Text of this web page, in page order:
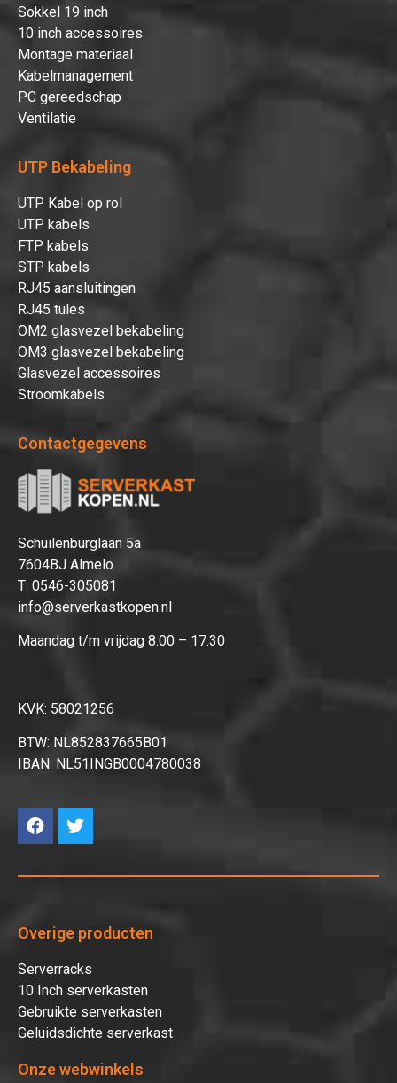
Sokkel 19 inch
10 inch accessoires
Montage materiaal
Kabelmanagement
PC gereedschap
Ventilatie
UTP Bekabeling
UTP Kabel op rol
UTP kabels
FTP kabels
STP kabels
RJ45 aansluitingen
RJ45 tules
OM2 glasvezel bekabeling
OM3 glasvezel bekabeling
Glasvezel accessoires
Stroomkabels
Contactgegevens
Schuilenburglaan 5a
7604BJ Almelo
T: 0546-305081
info@serverkastkopen.nl
Maandag t/m vrijdag 8:00 – 17:30
KVK: 58021256
BTW: NL852837665B01
IBAN: NL51INGB0004780038
Overige producten
Serverracks
10 Inch serverkasten
Gebruikte serverkasten
Geluidsdichte serverkast
Onze webwinkels
Hartelijk dank!
Dit product is succesvol toegevoegd